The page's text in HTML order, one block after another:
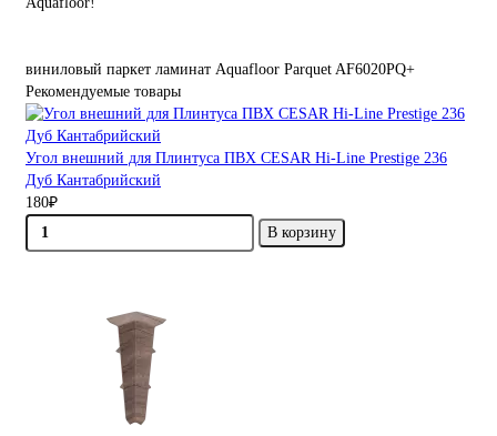
виниловый паркет ламинат Aquafloor Parquet AF6020PQ+
Рекомендуемые товары
Угол внешний для Плинтуса ПВХ CESAR Hi-Line Prestige 236
Дуб Кантабрийский
180₽
В корзину